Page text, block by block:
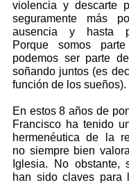
violencia y descarte
seguramente más
ausencia y hasta
Porque somos
podemos ser parte
soñando juntos (es
función de los sueños).
En estos 8 años de
Francisco ha tenido
hermenéutica de la
no siempre bien
Iglesia. No obstante,
han sido claves para